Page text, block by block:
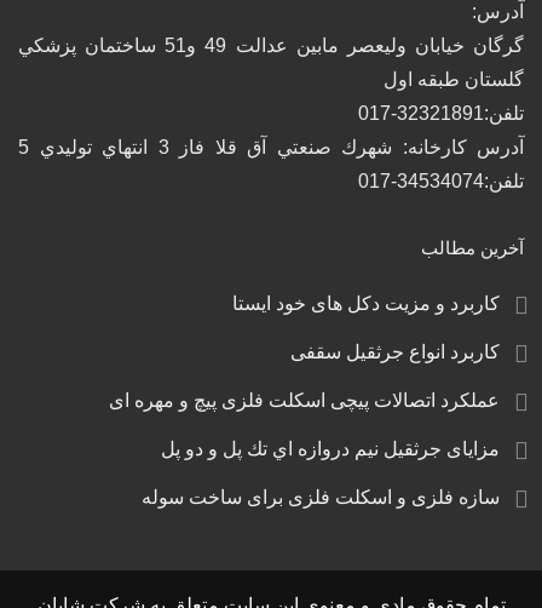
آدرس:
گرگان خيابان وليعصر مابين عدالت 49 و51 ساختمان پزشكي
گلستان طبقه اول
تلفن:32321891-017
آدرس كارخانه: شهرك صنعتي آق قلا فاز 3 انتهاي توليدي 5
تلفن:34534074-017
آخرین مطالب
کاربرد و مزیت دکل های خود ایستا
کاربرد انواع جرثقیل سقفی
عملکرد اتصالات پیچی اسکلت فلزی پیچ و مهره‌ ای
مزایای جرثقيل نيم دروازه اي تك پل و دو پل
سازه فلزی و اسکلت فلزی برای ساخت سوله